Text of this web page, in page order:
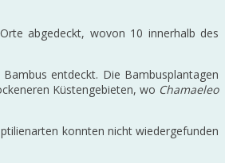
abgedeckt, wovon 10 innerhalb des
entdeckt. Die Bambusplantagen
Küstengebieten, wo Chamaeleo
konnten nicht wiedergefunden